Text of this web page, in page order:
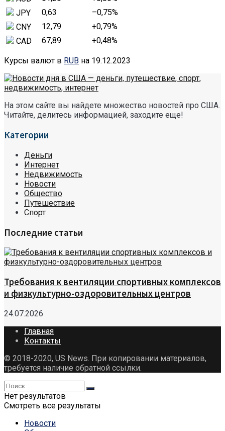
JPY
0,63 –0,75%
CNY
12,79 +0,79%
CAD
67,89 +0,48%
Курсы валют в RUB на 19.12.2023
На этом сайте вы найдете множество новостей про США.
Читайте, делитесь информацией, заходите еще!
Категории
Деньги
Интернет
Недвижимость
Новости
Общество
Путешествие
Спорт
Последние статьи
Требования к вентиляции спортивных комплексов
и физкультурно-оздоровительных центров
24.07.2026
Главная
Контакты
© 2018-2020, US News. При копировании материалов,
требуется наличие обратной ссылки.
Нет результатов
Смотреть все результаты
Новости